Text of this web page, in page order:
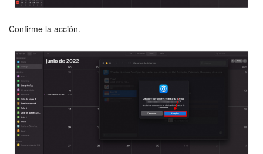
Tienda Online
CRM + Online store
Tienda CRM
Empleados
Firma electrónica
Confirme la acción.